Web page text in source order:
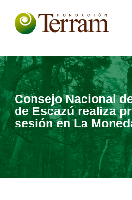
Consejo Nacional
de Escazú realiza
sesión en La